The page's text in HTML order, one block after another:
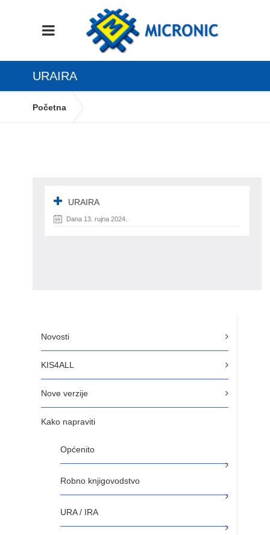
URAIRA
Početna
Novosti
KIS4ALL
Nove verzije
Kako napraviti
Općenito
Robno knjigovodstvo
URA / IRA
URAIRA
Dana 13. rujna 2024.